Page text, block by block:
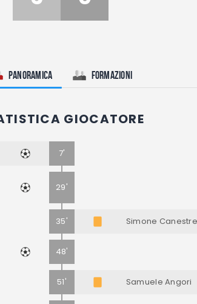
Panoramica Formazioni
GIOCATORE
7'
29'
35' Simone
48'
51' Samuele Angori